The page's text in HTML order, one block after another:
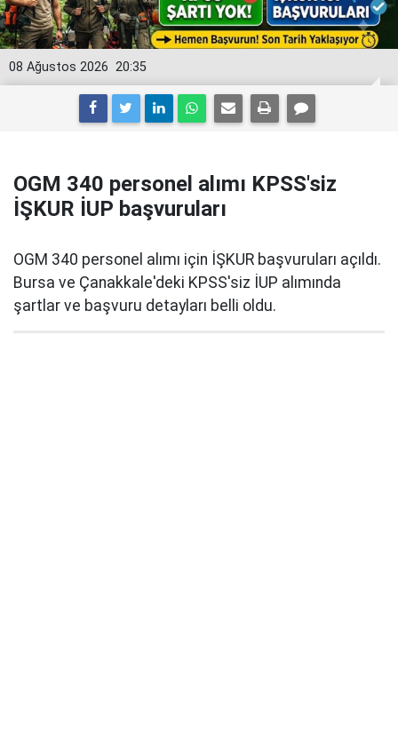
20:35
08 Ağustos 2026
OGM 340 personel alımı KPSS'siz
İŞKUR İUP başvuruları
OGM 340 personel alımı için İŞKUR başvuruları açıldı.
Bursa ve Çanakkale'deki KPSS'siz İUP alımında
şartlar ve başvuru detayları belli oldu.